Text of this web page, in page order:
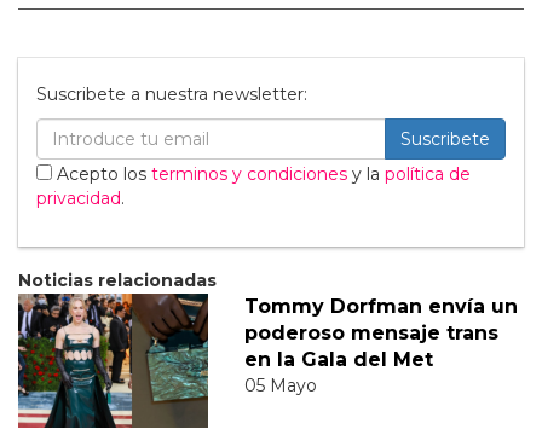
Suscribete a nuestra newsletter:
Suscribete
Acepto los terminos y condiciones y la política de
privacidad.
Noticias relacionadas
Tommy Dorfman envía un
poderoso mensaje trans
en la Gala del Met
05 Mayo